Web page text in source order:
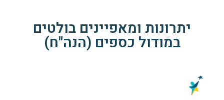
יתרונות ומאפיינים בולטים
במודול כספים (הנה"ח)